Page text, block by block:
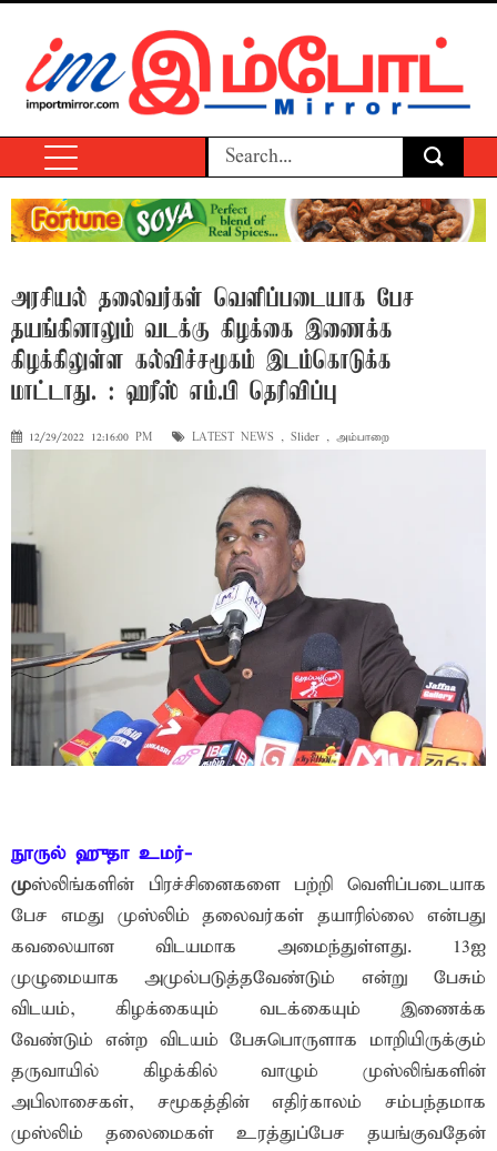
அரசியல் தலைவர்கள் வெளிப்படையாக பேச
தயங்கினாலும் வடக்கு கிழக்கை இணைக்க
கிழக்கிலுள்ள கல்விச்சமூகம் இடம்கொடுக்க
மாட்டாது. : ஹரீஸ் எம்.பி தெரிவிப்பு
12/29/2022 12:16:00 PM LATEST NEWS , Slider , அம்பாறை
நூருல் ஹுதா உமர்-
முஸ்லிங்களின் பிரச்சினைகளை பற்றி வெளிப்படையாக
பேச எமது முஸ்லிம் தலைவர்கள் தயாரில்லை என்பது
கவலையான விடயமாக அமைந்துள்ளது. 13ஐ
முழுமையாக அமுல்படுத்தவேண்டும் என்று பேசும்
விடயம், கிழக்கையும் வடக்கையும் இணைக்க
வேண்டும் என்ற விடயம் பேசுபொருளாக மாறியிருக்கும்
தருவாயில் கிழக்கில் வாழும் முஸ்லிங்களின்
அபிலாசைகள், சமூகத்தின் எதிர்காலம் சம்பந்தமாக
முஸ்லிம் தலைமைகள் உரத்துப்பேச தயங்குவதேன்